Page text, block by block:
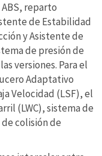
reparto
de Estabilidad
y Asistente de
de presión de
versiones. Para el
Adaptativo
Velocidad (LSF), el
(LWC), sistema de
colisión de